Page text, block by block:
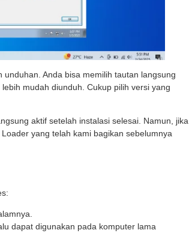
Anda bisa memilih tautan langsung
mudah diunduh. Cukup pilih versi yang
aktif setelah instalasi selesai. Namun, jika
yang telah kami bagikan sebelumnya
dapat digunakan pada komputer lama